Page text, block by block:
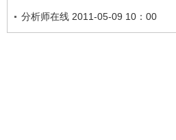
分析师在线 2011-05-09 10：00